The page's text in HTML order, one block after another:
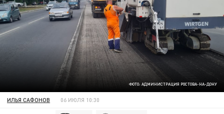
ФОТО: АДМИНИСТРАЦИЯ РОСТОВА-НА-ДОНУ
ИЛЬЯ САФОНОВ 06 ИЮЛЯ 10:30